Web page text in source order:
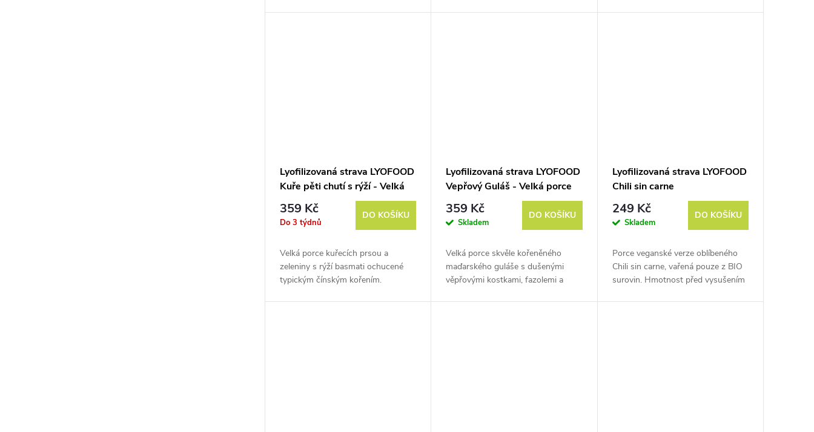
Lyofilizovaná strava LYOFOOD
Kuře pěti chutí s rýží - Velká
porce
359 Kč
Do 3 týdnů
DO KOŠÍKU
Velká porce kuřecích prsou a
zeleniny s rýží basmati ochucené
typickým čínským kořením.
Lyofilizovaná strava LYOFOOD
Vepřový Guláš - Velká porce
359 Kč
Skladem
DO KOŠÍKU
Velká porce skvěle kořeněného
maďarského guláše s dušenými
věpřovými kostkami, fazolemi a
Lyofilizovaná strava LYOFOOD
Chili sin carne
249 Kč
Skladem
DO KOŠÍKU
Porce veganské verze oblíbeného
Chili sin carne, vařená pouze z BIO
surovin. Hmotnost před vysušením